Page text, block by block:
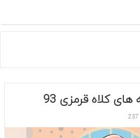
کلاه قرمزی 93
237